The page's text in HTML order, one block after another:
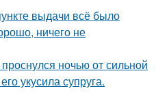
выдачи всё было
ничего не
ночью от сильной
укусила супруга.